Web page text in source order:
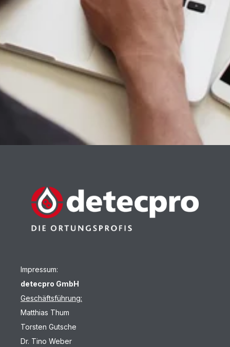
Impressum:
detecpro GmbH
Geschäftsführung:
Matthias Thum
Torsten Gutsche
Dr. Tino Weber